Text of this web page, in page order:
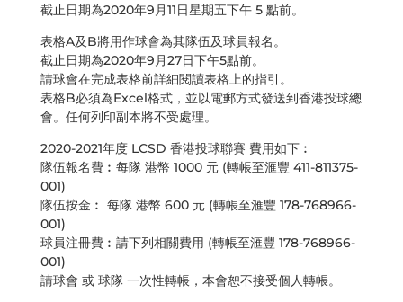
截止日期為2020年9月11日星期五下午 5 點前。
表格A及B將用作球會為其隊伍及球員報名。
截止日期為2020年9月27日下午5點前。
請球會在完成表格前詳細閱讀表格上的指引。
表格B必須為Excel格式，並以電郵方式發送到香港投球總
會。任何列印副本將不受處理。
2020-2021年度 LCSD 香港投球聯賽 費用如下︰
隊伍報名費︰每隊 港幣 1000 元 (轉帳至滙豐 411-811375-
001)
隊伍按金︰ 每隊 港幣 600 元 (轉帳至滙豐 178-768966-
001)
球員注冊費︰請下列相關費用 (轉帳至滙豐 178-768966-
001)
請球會 或 球隊 一次性轉帳，本會恕不接受個人轉帳。